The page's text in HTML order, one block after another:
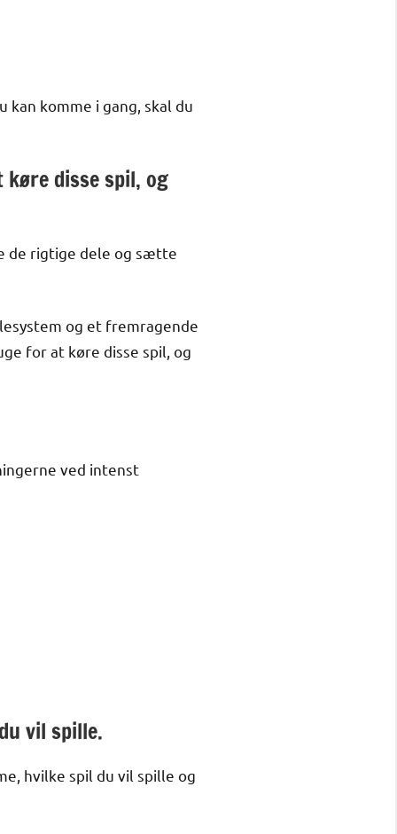
komme i gang, skal du
disse spil, og
de rigtige dele og sætte
og et fremragende
for at køre disse spil, og
ved intenst
vil spille.
hvilke spil du vil spille og